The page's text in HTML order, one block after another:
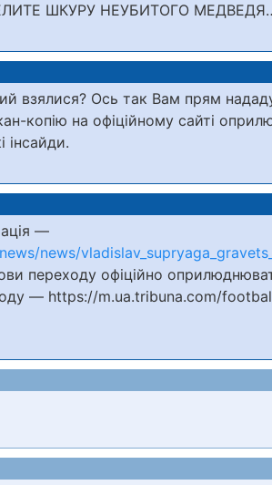
ШКУРУ НЕУБИТОГО
взялися? Ось так Вам прям
копію на офіційному сайті
—
news/
переходу офіційно
— https://m.ua.tribuna.com/